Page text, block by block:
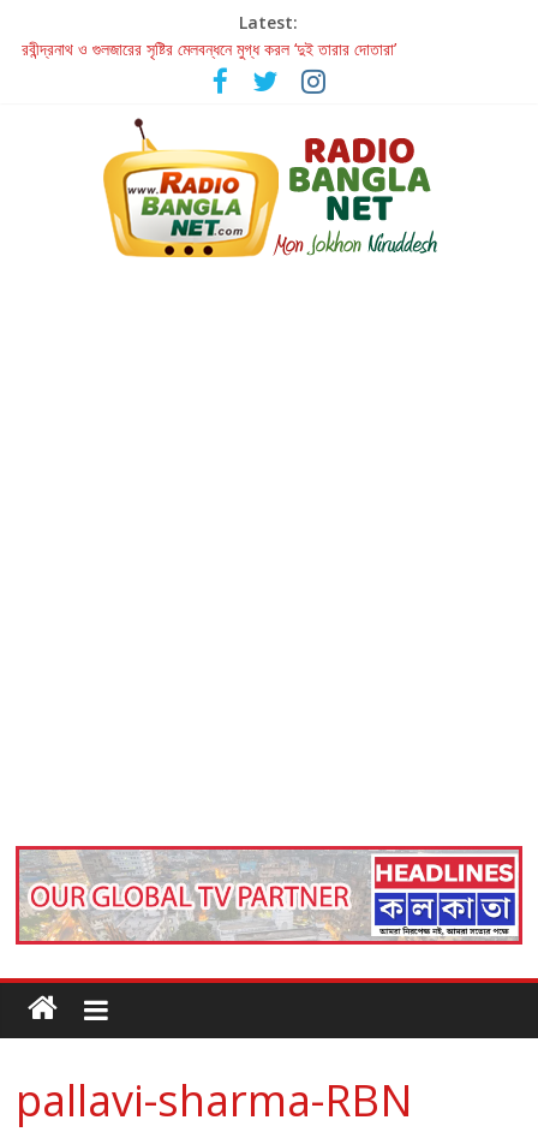
Latest:
রবীন্দ্রনাথ ও গুলজারের সৃষ্টির মেলবন্ধনে মুগ্ধ করল ‘দুই তারার দোতারা’
কলের গান থেকে রীলস্ — বাঙালির গান শোনার বিবর্তনের গল্প
জগন্নাথমঙ্গলম্ — বাংলায় প্রথমবার মঞ্চে এবার রথযাত্রার উদযাপন
Retribution: A Thought-Provoking Short Film That Challenges
Our Understanding of Justice
হাওয়া বদলের টলিউডে ‘তুমি এলে তাই’
pallavi-sharma-RBN